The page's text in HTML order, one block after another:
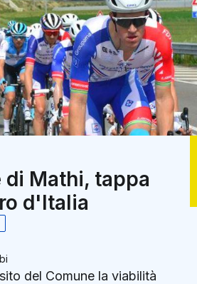
di Mathi, tappa
d'Italia
del Comune la viabilità